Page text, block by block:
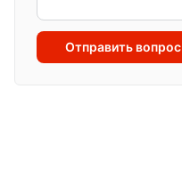
Отправить вопрос